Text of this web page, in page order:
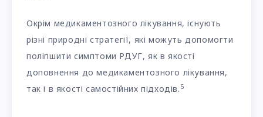
Окрім медикаментозного лікування, існують
різні природні стратегії, які можуть допомогти
поліпшити симптоми РДУГ, як в якості
доповнення до медикаментозного лікування,
так і в якості самостійних підходів. 5